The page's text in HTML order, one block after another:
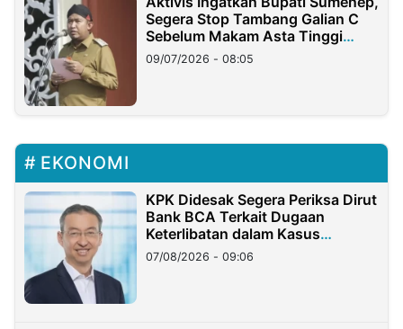
Segera Stop Tambang Galian C
Sebelum Makam Asta Tinggi
Longsor
09/07/2026 - 08:05
EKONOMI
KPK Didesak Segera Periksa Dirut
Bank BCA Terkait Dugaan
Keterlibatan dalam Kasus
Hilangnya Dana Nasabah Rp2,58
Miliar
07/08/2026 - 09:06